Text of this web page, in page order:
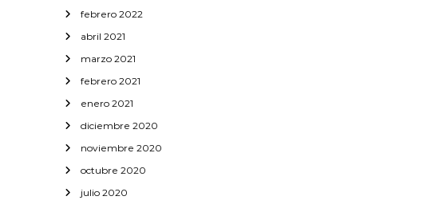
febrero 2022
abril 2021
marzo 2021
febrero 2021
enero 2021
diciembre 2020
noviembre 2020
octubre 2020
julio 2020